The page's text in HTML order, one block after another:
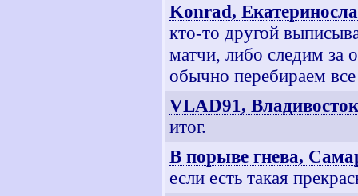
Konrad,
кто-то другой
матчи, либо следим за
обычно перебираем
VLAD91, Владивосток
итог.
В порыве гнева,
если есть такая